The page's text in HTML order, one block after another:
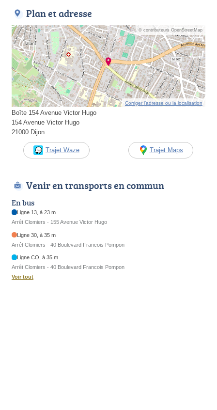
Plan et adresse
© contributeurs OpenStreetMap
Corriger l’adresse ou la localisation
Boîte 154 Avenue Victor Hugo
154 Avenue Victor Hugo
21000 Dijon
Trajet Waze Trajet Maps
Venir en transports en commun
En bus
Ligne 13, à 23 m
Arrêt Clomiers - 155 Avenue Victor Hugo
Ligne 30, à 35 m
Arrêt Clomiers - 40 Boulevard Francois Pompon
Ligne CO, à 35 m
Arrêt Clomiers - 40 Boulevard Francois Pompon
Voir tout